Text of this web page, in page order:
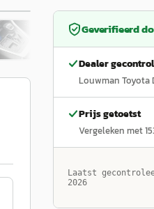
Geverifieerd
Dealer
Louwman Toyota
Prijs getoetst
Vergeleken met
Laatst
2026